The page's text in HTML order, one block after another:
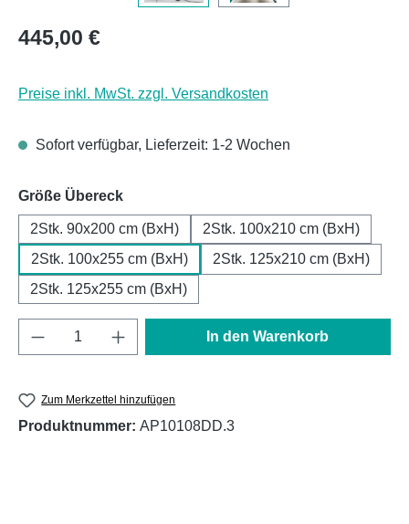
Regulärer Preis:
445,00 €
Preise inkl. MwSt. zzgl. Versandkosten
Sofort verfügbar, Lieferzeit: 1-2 Wochen
Größe Übereckauswählen
2Stk. 90x200 cm (BxH)
2Stk. 100x210 cm (BxH)
2Stk. 100x255 cm (BxH)
2Stk. 125x210 cm (BxH)
2Stk. 125x255 cm (BxH)
Produkt Anzahl: Gib den gewünschten
In den Warenkorb
Zum Merkzettel hinzufügen
Produktnummer: AP10108DD.3